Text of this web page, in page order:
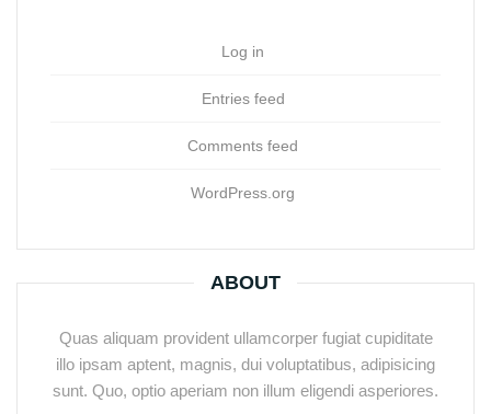
Log in
Entries feed
Comments feed
WordPress.org
ABOUT
Quas aliquam provident ullamcorper fugiat cupiditate
illo ipsam aptent, magnis, dui voluptatibus, adipisicing
sunt. Quo, optio aperiam non illum eligendi asperiores.